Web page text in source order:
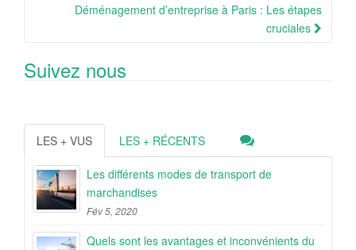
Déménagement d’entreprise à Paris : Les étapes
cruciales
Suivez nous
LES + VUS LES + RÉCENTS
Les différents modes de transport de
marchandises
Fév 5, 2020
Quels sont les avantages et inconvénients du